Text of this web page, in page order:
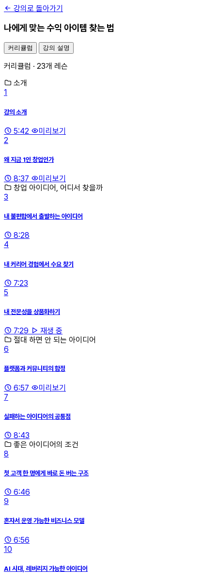
강의로 돌아가기
나에게 맞는 수익 아이템 찾는 법
커리큘럼 강의 설명
커리큘럼 · 23개 레슨
소개
1
강의 소개
5:42
미리보기
2
왜 지금 1인 창업인가
8:37
미리보기
창업 아이디어, 어디서 찾을까
3
내 불편함에서 출발하는 아이디어
8:28
4
내 커리어 경험에서 수요 찾기
7:23
5
내 전문성을 상품화하기
7:29
재생 중
절대 하면 안 되는 아이디어
6
플랫폼과 커뮤니티의 함정
6:57
미리보기
7
실패하는 아이디어의 공통점
8:43
좋은 아이디어의 조건
8
첫 고객 한 명에게 바로 돈 버는 구조
6:46
9
혼자서 운영 가능한 비즈니스 모델
6:56
10
AI 시대, 레버리지 가능한 아이디어